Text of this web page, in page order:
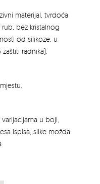
materijal, tvrdoća
bez kristalnog
od silikoze, u
radnika).
u boji,
ispisa, slike možda